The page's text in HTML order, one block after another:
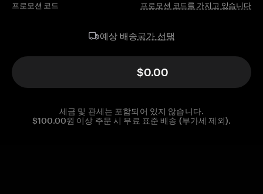
프로모션 코드 프로모션 코드를 가지고 있습니다
예상 배송국가 선택
$0.00
세금 및 관세는 포함되어 있지 않습니다.
$100.00원 이상 주문 시 무료 표준 배송 (부가세 제외).